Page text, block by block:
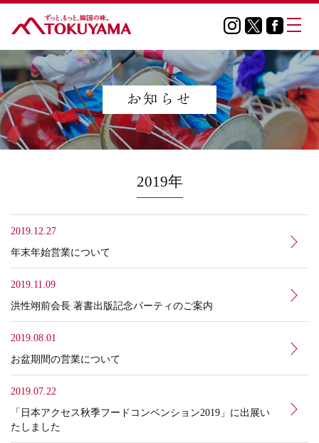
2019年
2019.12.27
年末年始営業について
2019.11.09
洪性翊前会長 著書出版記念パーティのご案内
2019.08.01
お盆期間の営業について
2019.07.22
「日本アクセス秋季フードコンベンション2019」に出展い
たしました